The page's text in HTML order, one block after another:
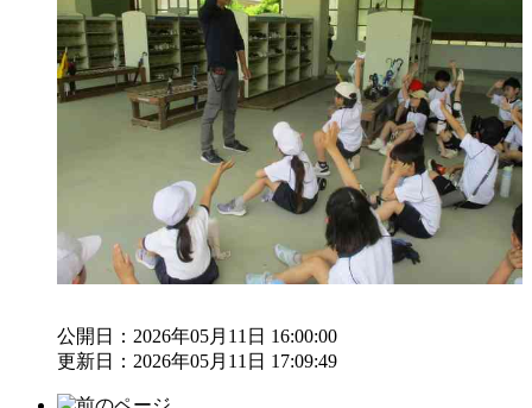
公開日：2026年05月11日 16:00:00
更新日：2026年05月11日 17:09:49